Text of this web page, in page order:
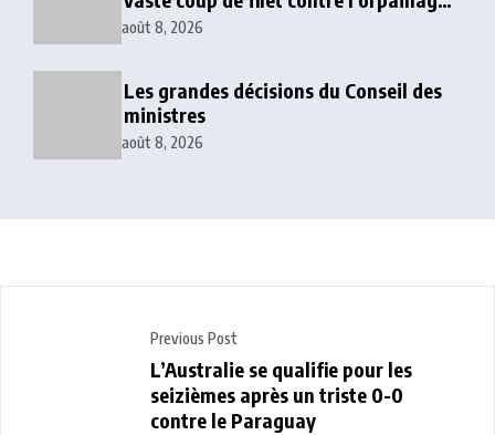
clandestin
août 8, 2026
Les grandes décisions du Conseil des
ministres
août 8, 2026
Previous Post
L’Australie se qualifie pour les
seizièmes après un triste 0-0
contre le Paraguay